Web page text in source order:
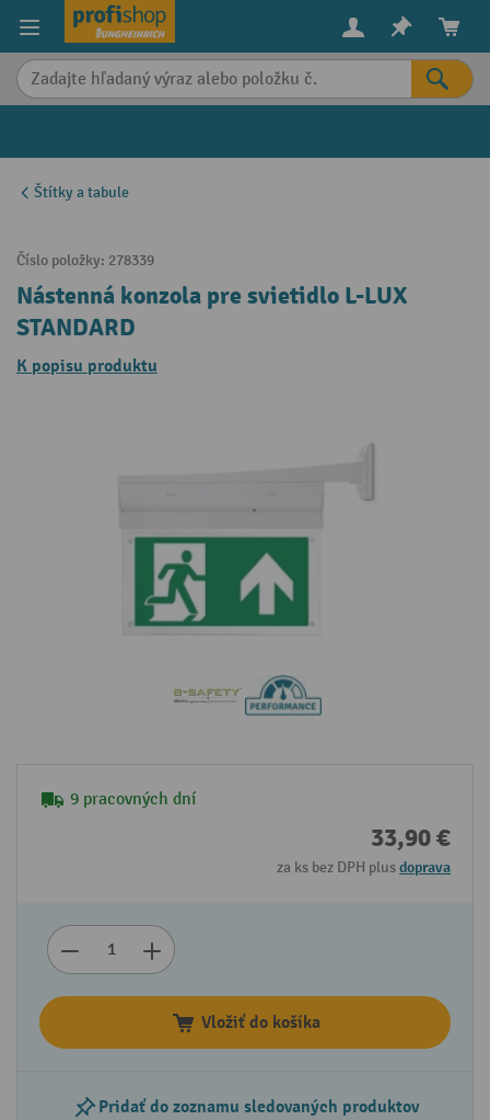
content
Štítky a tabule
Číslo položky: 278339
Nástenná konzola pre svietidlo L-LUX
STANDARD
K popisu produktu
9 pracovných dní
33,90 €
za ks bez DPH plusdoprava
Vložiť do košíka
Pridať do zoznamu sledovaných produktov